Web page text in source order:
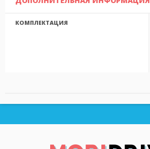
КОМПЛЕКТАЦИЯ